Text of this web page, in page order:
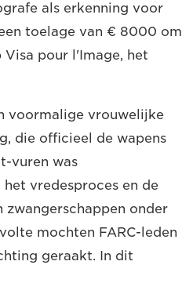
als erkenning voor
toelage van € 8000 om
pour l'Image, het
voormalige vrouwelijke
die officieel de wapens
vuren was
vredesproces en de
onder
mochten FARC-leden
geraakt. In dit